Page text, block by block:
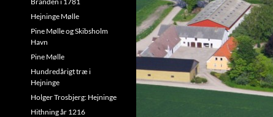
Hejninge Mølle
Pine Mølle og Skibsholm
Havn
Pine Mølle
Hundredårigt træ i
Hejninge
Holger Trosbjerg: Hejninge
Hithning år 1216